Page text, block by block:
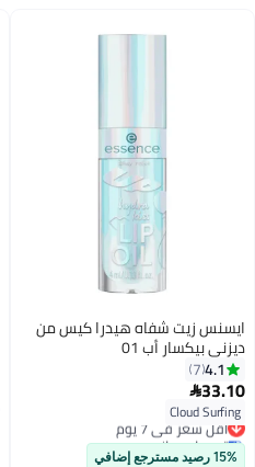
ايسنس زيت شفاه هيدرا كيس من
ديزني بيكسار أب 01
4.1
7
33.10
Cloud Surfing
أقل سعر في 7 يوم
توصيل مجاني
أقل سعر في 7 يوم
15% رصيد مسترجع إضافي